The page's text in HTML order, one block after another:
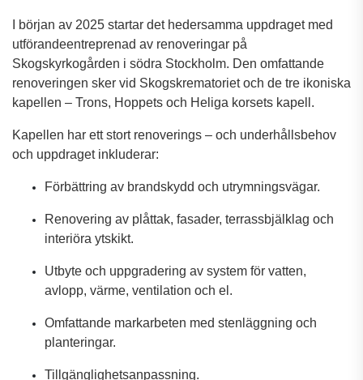
I början av 2025 startar det hedersamma uppdraget med
utförandeentreprenad av renoveringar på
Skogskyrkogården i södra Stockholm. Den omfattande
renoveringen sker vid Skogskrematoriet och de tre ikoniska
kapellen – Trons, Hoppets och Heliga korsets kapell.
Kapellen har ett stort renoverings – och underhållsbehov
och uppdraget inkluderar:
Förbättring av brandskydd och utrymningsvägar.
Renovering av plåttak, fasader, terrassbjälklag och
interiöra ytskikt.
Utbyte och uppgradering av system för vatten,
avlopp, värme, ventilation och el.
Omfattande markarbeten med stenläggning och
planteringar.
Tillgänglighetsanpassning.